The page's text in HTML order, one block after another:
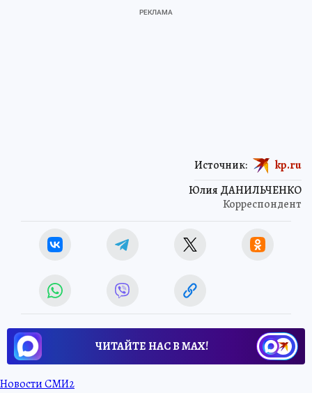
Юлия ДАНИЛЬЧЕНКО
Корреспондент
Источник: kp.ru
ЧИТАЙТЕ НАС В МАХ!
Новости СМИ2